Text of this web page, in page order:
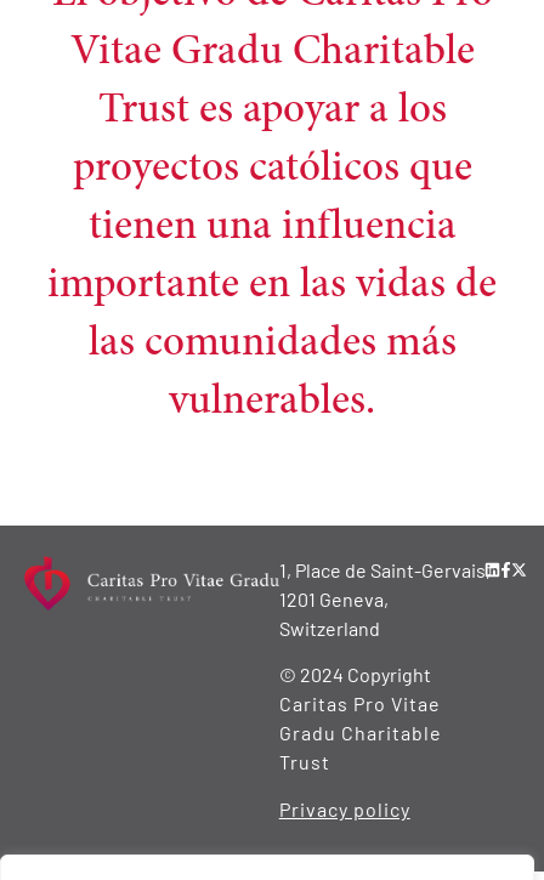
Vitae Gradu Charitable
Trust es apoyar a los
proyectos católicos que
tienen una influencia
importante en las vidas de
las comunidades más
vulnerables.
1, Place de Saint-Gervais,
1201 Geneva,
Switzerland
© 2024 Copyright
Caritas Pro Vitae
Gradu Charitable
Trust
Privacy policy